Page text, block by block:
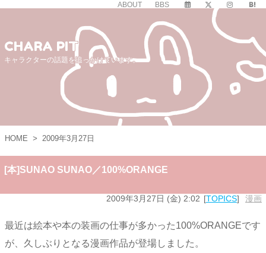
ABOUT BBS
CHARA PIT
キャラクターの話題を追っかけています。
HOME > 2009年3月27日
[本]SUNAO SUNAO／100%ORANGE
2009年3月27日 (金) 2:02 TOPICS 漫画
最近は絵本や本の装画の仕事が多かった100%ORANGEです
が、久しぶりとなる漫画作品が登場しました。